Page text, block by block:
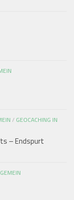
/ GEOCACHING IN
– Endspurt